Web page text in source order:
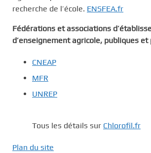
recherche de l’école. ENSFEA.fr
Fédérations et associations
d’enseignement agricole, publiques et
CNEAP
MFR
UNREP
Tous les détails sur Chlorofil.fr
Plan du site